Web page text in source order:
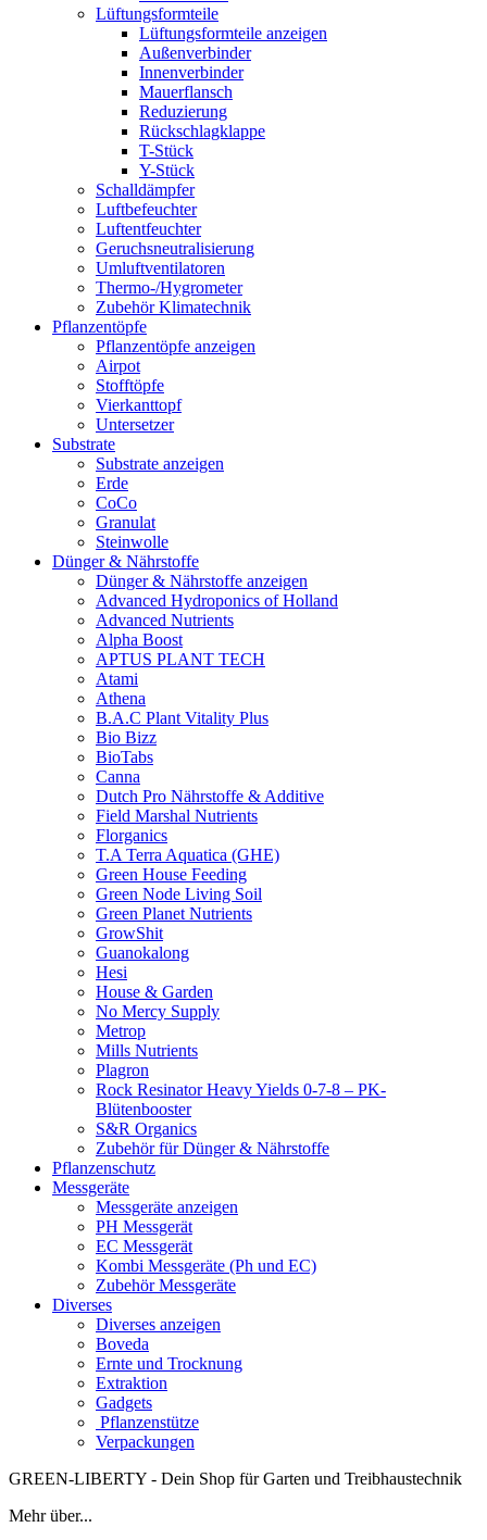
Lüftungsformteile
Lüftungsformteile anzeigen
Außenverbinder
Innenverbinder
Mauerflansch
Reduzierung
Rückschlagklappe
T-Stück
Y-Stück
Schalldämpfer
Luftbefeuchter
Luftentfeuchter
Geruchsneutralisierung
Umluftventilatoren
Thermo-/Hygrometer
Zubehör Klimatechnik
Pflanzentöpfe
Pflanzentöpfe anzeigen
Airpot
Stofftöpfe
Vierkanttopf
Untersetzer
Substrate
Substrate anzeigen
Erde
CoCo
Granulat
Steinwolle
Dünger & Nährstoffe
Dünger & Nährstoffe anzeigen
Advanced Hydroponics of Holland
Advanced Nutrients
Alpha Boost
APTUS PLANT TECH
Atami
Athena
B.A.C Plant Vitality Plus
Bio Bizz
BioTabs
Canna
Dutch Pro Nährstoffe & Additive
Field Marshal Nutrients
Florganics
T.A Terra Aquatica (GHE)
Green House Feeding
Green Node Living Soil
Green Planet Nutrients
GrowShit
Guanokalong
Hesi
House & Garden
No Mercy Supply
Metrop
Mills Nutrients
Plagron
Rock Resinator Heavy Yields 0-7-8 – PK-
Blütenbooster
S&R Organics
Zubehör für Dünger & Nährstoffe
Pflanzenschutz
Messgeräte
Messgeräte anzeigen
PH Messgerät
EC Messgerät
Kombi Messgeräte (Ph und EC)
Zubehör Messgeräte
Diverses
Diverses anzeigen
Boveda
Ernte und Trocknung
Extraktion
Gadgets
Pflanzenstütze
Verpackungen
GREEN-LIBERTY - Dein Shop für Garten und Treibhaustechnik
Mehr über...